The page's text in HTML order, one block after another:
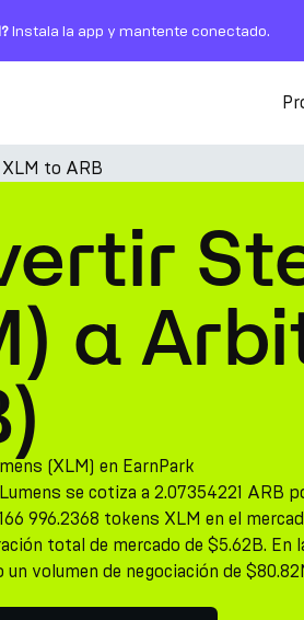
Instala la app y mantente conectado.
XLM to ARB
a
(XLM) en EarnPark
se cotiza a 2.07354221 ARB
996.2368 tokens XLM en el
total de mercado de $5.62B.
volumen de negociación de